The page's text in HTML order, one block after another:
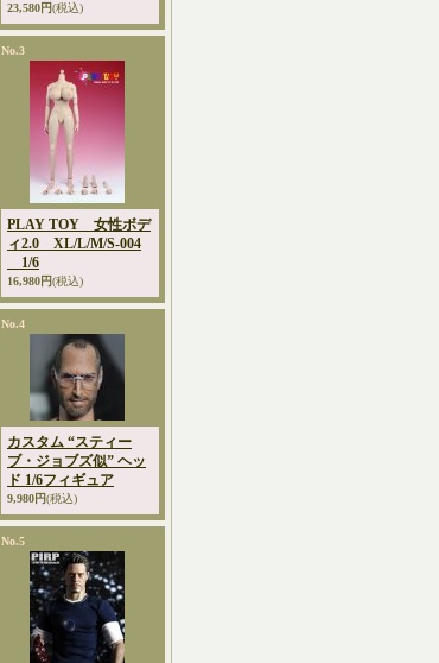
23,580円(税込)
No.3
PLAY TOY 女性ボデ
ィ2.0 XL/L/M/S-004
1/6
16,980円(税込)
No.4
カスタム “スティー
ブ・ジョブズ似” ヘッ
ド 1/6フィギュア
9,980円(税込)
No.5